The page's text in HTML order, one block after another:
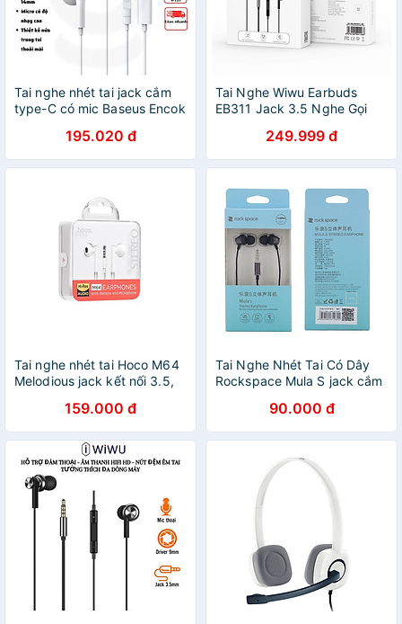
Tai nghe nhét tai jack cắm
type-C có mic Baseus Encok
chính hãng195.020 đ
Tai Nghe Wiwu Earbuds
EB311 Jack 3.5 Nghe Gọi
Hàng chính hãng
249.999 đ
Tai nghe nhét tai Hoco M64
Melodious jack kết nối 3.5,
NHẬP KHẨU159.000 đ
Tai Nghe Nhét Tai Có Dây
Rockspace Mula S jack cắm
chơi game - Hàng chính
hãng bảo hành 12 tháng
90.000 đ